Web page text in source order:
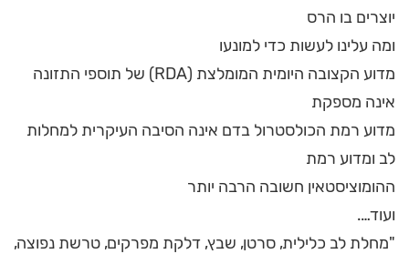
יוצרים בו הרס
ומה עלינו לעשות כדי למונעו
מדוע הקצובה היומית המומלצת (RDA) של תוספי התזונה
אינה מספקת
מדוע רמת הכולסטרול בדם אינה הסיבה העיקרית למחלות
לב ומדוע רמת
ההומוציסטאין חשובה הרבה יותר
ועוד….
"מחלת לב כלילית, סרטן, שבץ, דלקת מפרקים, טרשת נפוצה,